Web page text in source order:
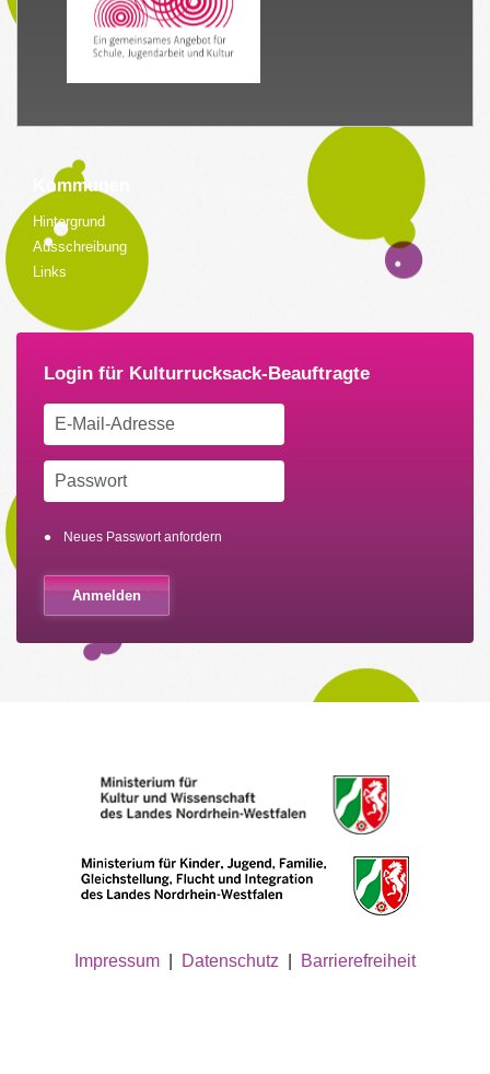
Kommunen
Hintergrund
Ausschreibung
Links
Neues Passwort anfordern
Impressum Datenschutz Barrierefreiheit